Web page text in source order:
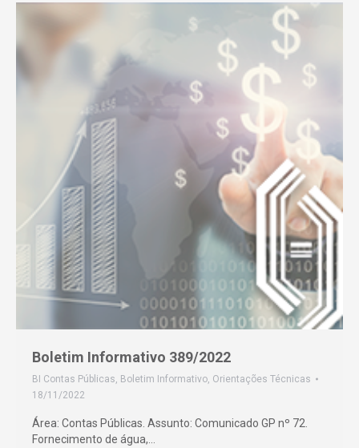
Boletim Informativo 389/2022
BI Contas Públicas, Boletim Informativo, Orientações Técnicas
18/11/2022
Área: Contas Públicas. Assunto: Comunicado GP nº 72.
Fornecimento de água,…